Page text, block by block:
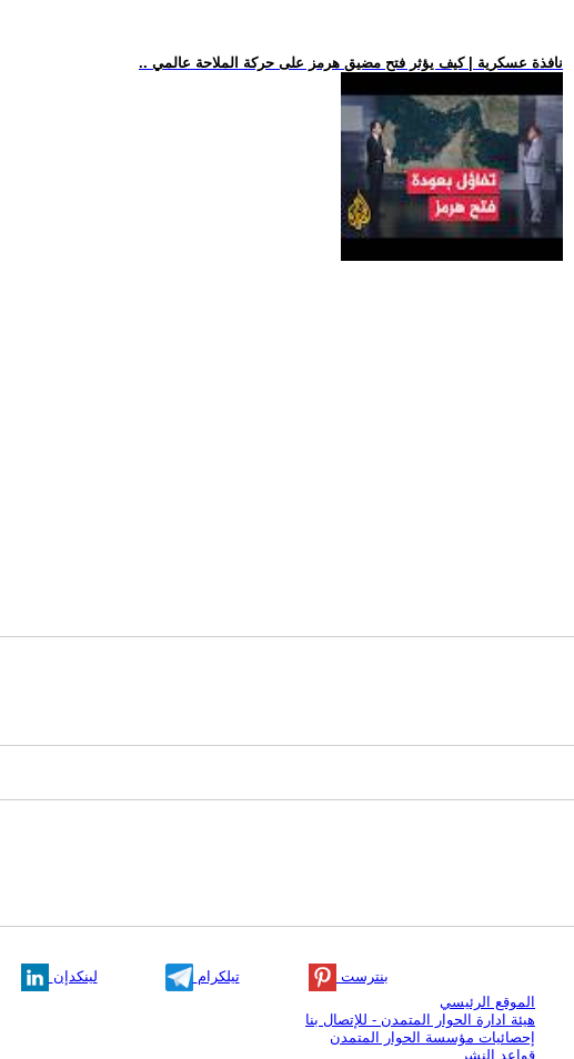
.. نافذة عسكرية | كيف يؤثر فتح مضيق هرمز على حركة الملاحة عالمي
لينكدإن تيلكرام
بنترست
الموقع الرئيسي
هيئة ادارة الحوار المتمدن - للإتصال بنا
إحصائيات مؤسسة الحوار المتمدن
قواعد النشر